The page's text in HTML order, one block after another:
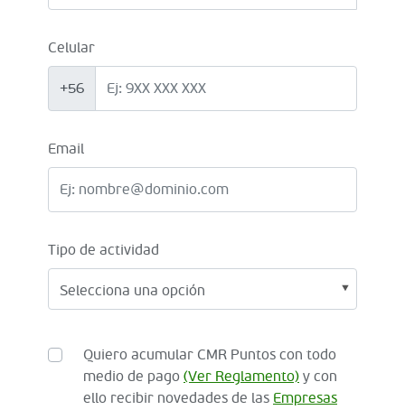
Celular
+56
Email
Tipo de actividad
Quiero acumular CMR Puntos con todo
medio de pago (Ver Reglamento) y con
ello recibir novedades de las Empresas